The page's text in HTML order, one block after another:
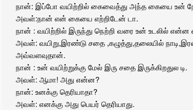
நான்: இப்போ வயிற்றில் கைவைத்து அந்த கையை உன்
அவள்:நான் என் கையை எற்றிடேன் டா.
நான் : வயிற்றில் இருந்து நெற்றி வரை உன் உடலில்
அவள்: வயிறு,இரண்டு சதை ,கழுத்து,தலையில்
அவ்வளவுதான்.
நான் : உன் வயிற்றுக்கு மேல் இரு சதை இருக்கிறதுல டி.
அவள்: ஆமா! அது என்ன?
நான்: உனக்கு தெரியாதா?
அவள்: எனக்கு அது பெயர் தெரியாது.